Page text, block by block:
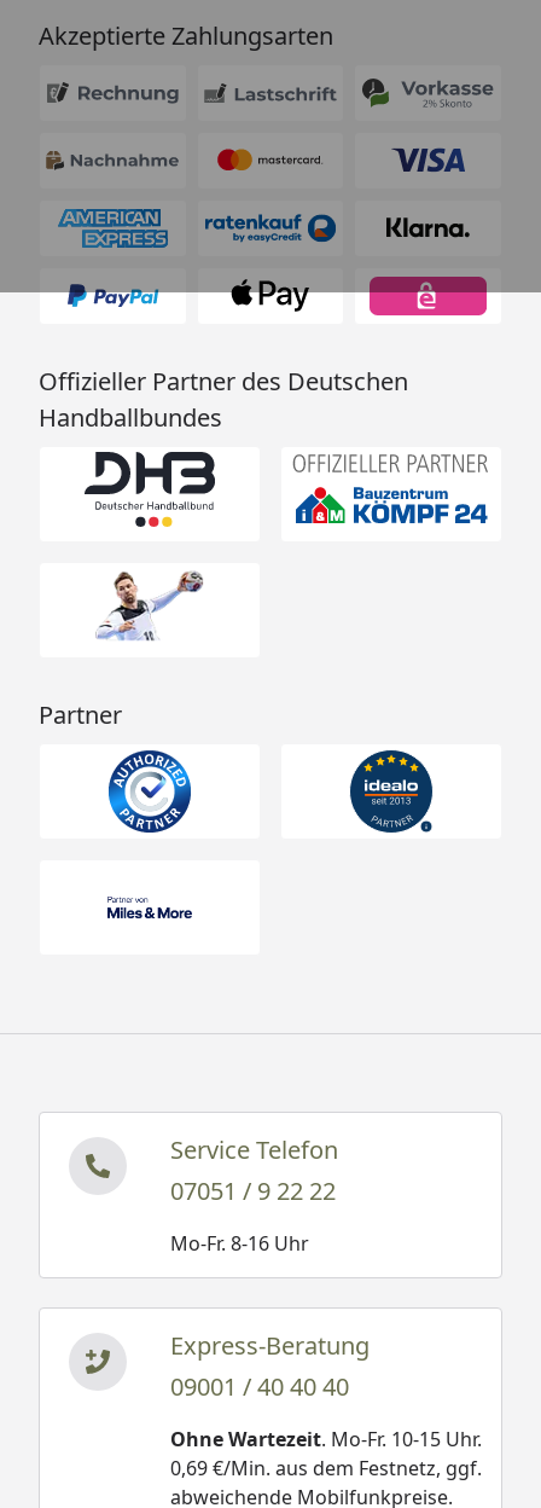
Akzeptierte Zahlungsarten
Offizieller Partner des Deutschen
Handballbundes
Partner
Service Telefon
07051 / 9 22 22
Mo-Fr. 8-16 Uhr
Express-Beratung
09001 / 40 40 40
Ohne Wartezeit. Mo-Fr. 10-15 Uhr.
0,69 €/Min. aus dem Festnetz, ggf.
abweichende Mobilfunkpreise.